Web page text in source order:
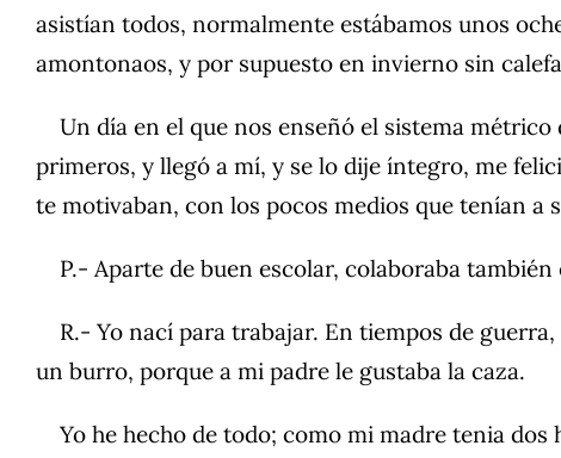
asistían todos, normalmente estábamos unos
amontonaos, y por supuesto en invierno sin
Un día en el que nos enseñó el sistema
primeros, y llegó a mí, y se lo dije íntegro, me
te motivaban, con los pocos medios que tenían a
P.- Aparte de buen escolar, colaboraba también
R.- Yo nací para trabajar. En tiempos de
un burro, porque a mi padre le gustaba la caza.
Yo he hecho de todo; como mi madre tenia dos